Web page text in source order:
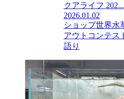
クアライフ 202...
2026.01.02
ショップ世界水
アウトコンテス
語り